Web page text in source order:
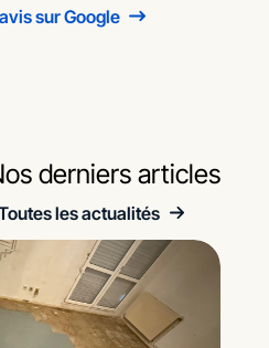
sur Google
derniers articles
les actualités